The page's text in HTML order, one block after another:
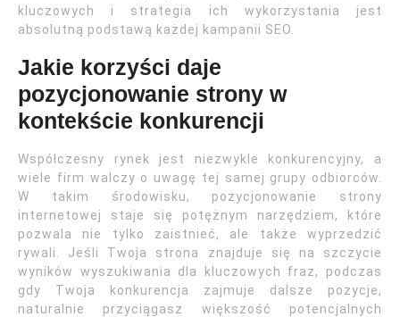
kluczowych i strategia ich wykorzystania jest
absolutną podstawą każdej kampanii SEO.
Jakie korzyści daje
pozycjonowanie strony w
kontekście konkurencji
Współczesny rynek jest niezwykle konkurencyjny, a
wiele firm walczy o uwagę tej samej grupy odbiorców.
W takim środowisku, pozycjonowanie strony
internetowej staje się potężnym narzędziem, które
pozwala nie tylko zaistnieć, ale także wyprzedzić
rywali. Jeśli Twoja strona znajduje się na szczycie
wyników wyszukiwania dla kluczowych fraz, podczas
gdy Twoja konkurencja zajmuje dalsze pozycje,
naturalnie przyciągasz większość potencjalnych